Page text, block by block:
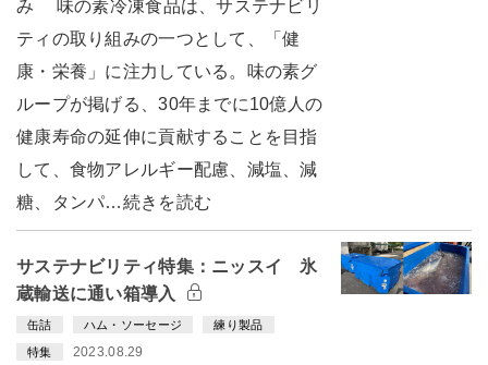
み 味の素冷凍食品は、サステナビリ
ティの取り組みの一つとして、「健
康・栄養」に注力している。味の素グ
ループが掲げる、30年までに10億人の
健康寿命の延伸に貢献することを目指
して、食物アレルギー配慮、減塩、減
糖、タンパ…続きを読む
サステナビリティ特集：ニッスイ 氷
蔵輸送に通い箱導入
缶詰 ハム・ソーセージ 練り製品
特集 2023.08.29